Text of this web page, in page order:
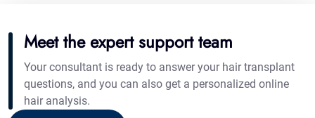
Meet the expert support team
Your consultant is ready to answer your hair transplant
questions, and you can also get a personalized online
hair analysis.